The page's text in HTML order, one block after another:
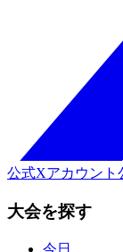
公式Xアカウント
大会を探す
今日